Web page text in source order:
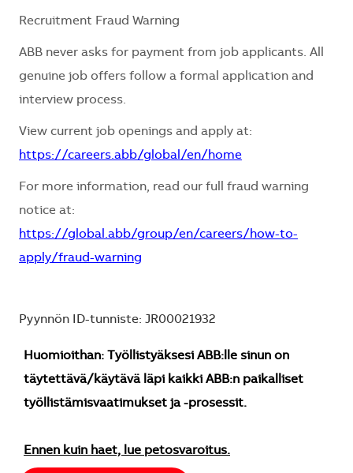
Recruitment Fraud Warning
ABB never asks for payment from job applicants. All
genuine job offers follow a formal application and
interview process.
View current job openings and apply at:
https://careers.abb/global/en/home
For more information, read our full fraud warning
notice at:
https://global.abb/group/en/careers/how-to-
apply/fraud-warning
Pyynnön ID-tunniste: JR00021932
Huomioithan: Työllistyäksesi ABB:lle sinun on
täytettävä/käytävä läpi kaikki ABB:n paikalliset
työllistämisvaatimukset ja -prosessit.
Ennen kuin haet, lue petosvaroitus.